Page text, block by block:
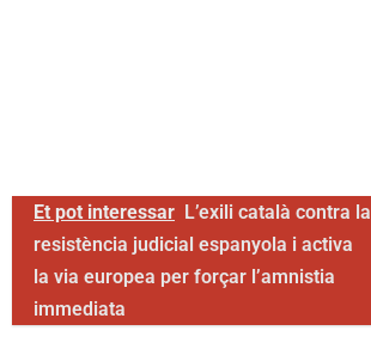
Et pot interessar L’exili català contra la
resistència judicial espanyola i activa
la via europea per forçar l’amnistia
immediata